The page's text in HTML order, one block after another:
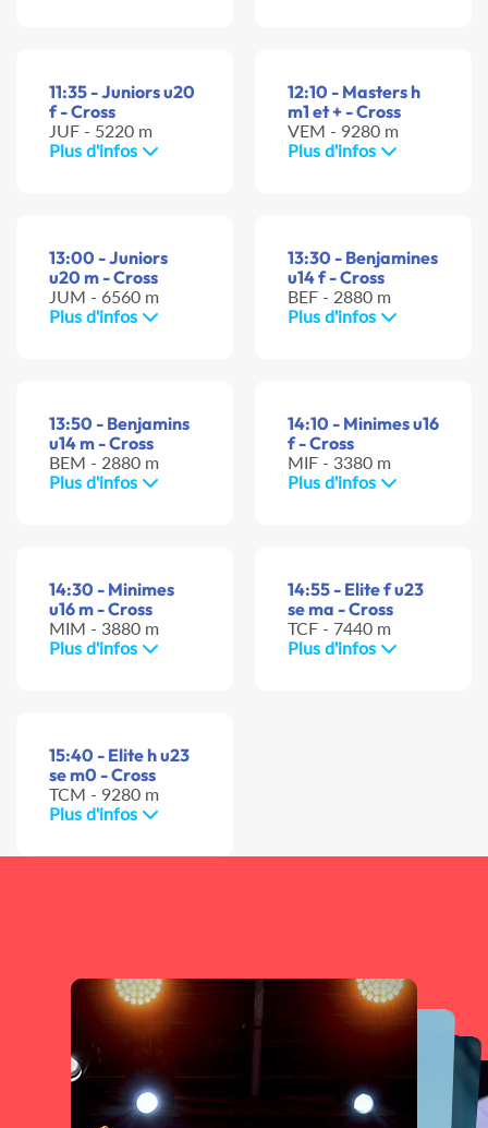
11:35 - Juniors u20
f - Cross
JUF - 5220 m
Plus d'infos
12:10 - Masters h
m1 et + - Cross
VEM - 9280 m
Plus d'infos
13:00 - Juniors
u20 m - Cross
JUM - 6560 m
Plus d'infos
13:30 - Benjamines
u14 f - Cross
BEF - 2880 m
Plus d'infos
13:50 - Benjamins
u14 m - Cross
BEM - 2880 m
Plus d'infos
14:10 - Minimes u16
f - Cross
MIF - 3380 m
Plus d'infos
14:30 - Minimes
u16 m - Cross
MIM - 3880 m
Plus d'infos
14:55 - Elite f u23
se ma - Cross
TCF - 7440 m
Plus d'infos
15:40 - Elite h u23
se m0 - Cross
TCM - 9280 m
Plus d'infos